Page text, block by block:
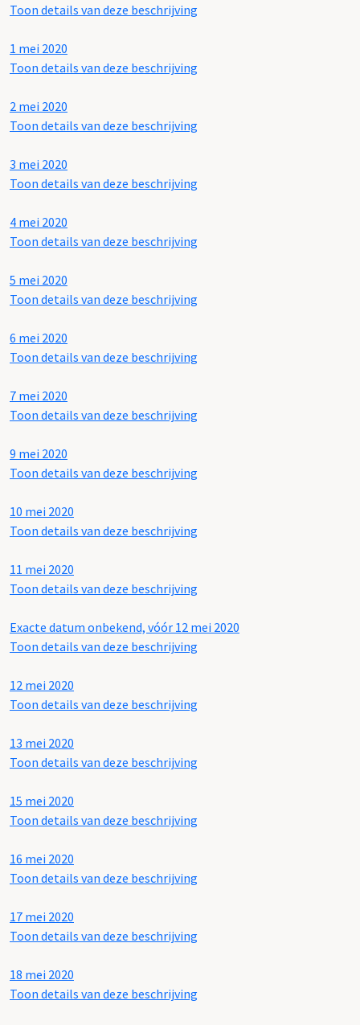
Toon details van deze beschrijving
1 mei 2020
Toon details van deze beschrijving
2 mei 2020
Toon details van deze beschrijving
3 mei 2020
Toon details van deze beschrijving
4 mei 2020
Toon details van deze beschrijving
5 mei 2020
Toon details van deze beschrijving
6 mei 2020
Toon details van deze beschrijving
7 mei 2020
Toon details van deze beschrijving
9 mei 2020
Toon details van deze beschrijving
10 mei 2020
Toon details van deze beschrijving
11 mei 2020
Toon details van deze beschrijving
Exacte datum onbekend, vóór 12 mei 2020
Toon details van deze beschrijving
12 mei 2020
Toon details van deze beschrijving
13 mei 2020
Toon details van deze beschrijving
15 mei 2020
Toon details van deze beschrijving
16 mei 2020
Toon details van deze beschrijving
17 mei 2020
Toon details van deze beschrijving
18 mei 2020
Toon details van deze beschrijving